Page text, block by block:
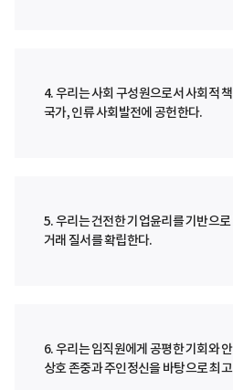
4. 우리는 사회 구성원으로서 사회적
국가, 인류 사회발전에 공헌한다.
5. 우리는 건전한 기업윤리를 기반으
거래 질서를 확립한다.
6. 우리는 임직원에게 공평한 기회와
상호 존중과 주인정신을 바탕으로 최